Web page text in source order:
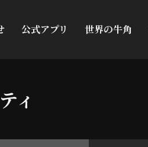
公式アプリ 世界の牛角
ィ